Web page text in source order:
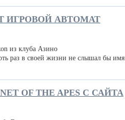
ИГРОВОЙ АВТОМАТ
раз в своей жизни не слышал бы имя
OF THE APES С САЙТА